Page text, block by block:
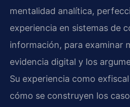
mentalidad analítica,
experiencia en sistemas de
información, para examinar
evidencia digital y los
Su experiencia como
cómo se construyen los